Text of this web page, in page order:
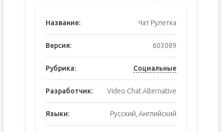
Название: Чат Рулетка
Версия: 603089
Рубрика: Социальные
Разработчик: Video Chat Alternative
Языки: Русский, Английский